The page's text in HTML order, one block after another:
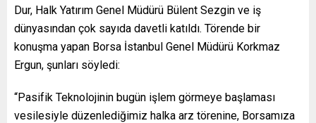
Dur, Halk Yatırım Genel Müdürü Bülent Sezgin ve iş
dünyasından çok sayıda davetli katıldı. Törende bir
konuşma yapan Borsa İstanbul Genel Müdürü Korkmaz
Ergun, şunları söyledi:
“Pasifik Teknolojinin bugün işlem görmeye başlaması
vesilesiyle düzenlediğimiz halka arz törenine, Borsamıza